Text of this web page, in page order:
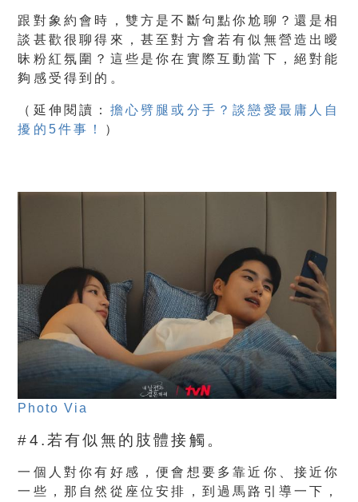
跟對象約會時，雙方是不斷句點你尬聊？還是相
談甚歡很聊得來，甚至對方會若有似無營造出曖
昧粉紅氛圍？這些是你在實際互動當下，絕對能
夠感受得到的。
（ 延伸閱讀： 擔心劈腿或分手？談戀愛最庸人自
擾的5件事！
）
Photo Via
#4.若有似無的肢體接觸。
一個人對你有好感，便會想要多靠近你、接近你
一些，那自然從座位安排，到過馬路引導一下，